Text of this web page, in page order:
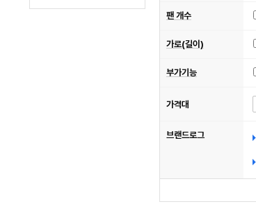
팬 개수
가로(길이)
부가기능
가격대
브랜드로그